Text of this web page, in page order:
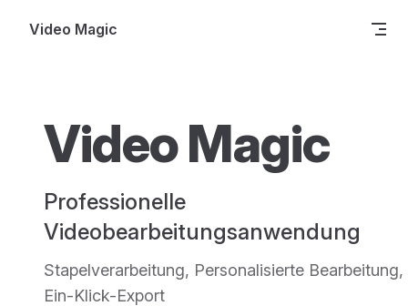
Skip to content
Video Magic
Video Magic
Professionelle
Videobearbeitungsanwendung
Stapelverarbeitung, Personalisierte Bearbeitung,
Ein-Klick-Export